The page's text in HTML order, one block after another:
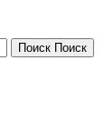
Поиск Поиск